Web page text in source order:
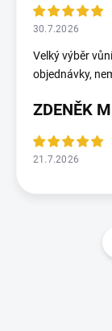
30.7.2026
Velký výběr
objednávky,
ZDENĚK
21.7.2026